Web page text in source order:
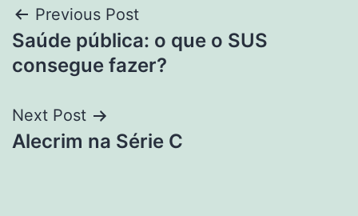
Post
navigation
Previous Post
Saúde pública: o que o SUS
consegue fazer?
Next Post
Alecrim na Série C